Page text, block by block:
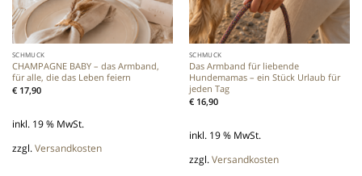
SCHMUCK
CHAMPAGNE BABY – das Armband,
für alle, die das Leben feiern
€17,90
inkl. 19 % MwSt.
zzgl.Versandkosten
SCHMUCK
Das Armband für liebende
Hundemamas – ein Stück Urlaub für
jeden Tag
€16,90
inkl. 19 % MwSt.
zzgl.Versandkosten